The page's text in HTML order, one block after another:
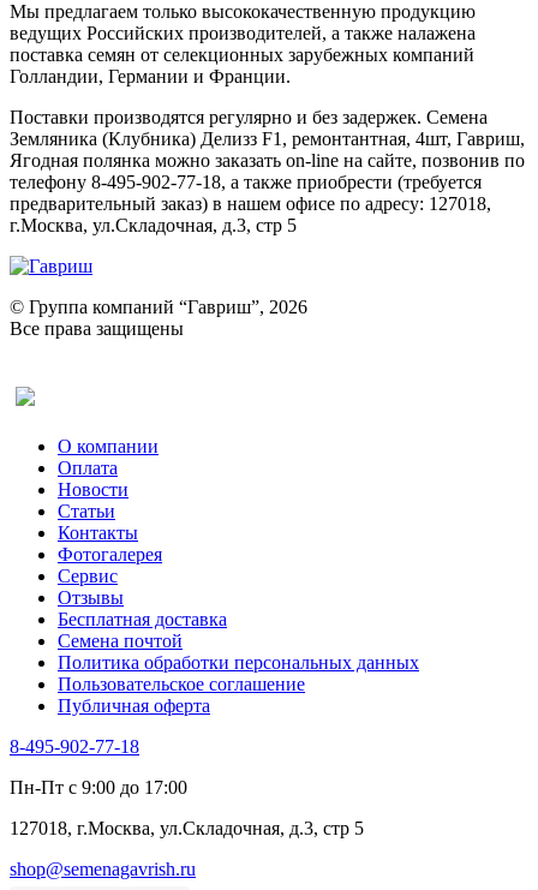
Мы предлагаем только высококачественную продукцию
ведущих Российских производителей, а также налажена
поставка семян от селекционных зарубежных компаний
Голландии, Германии и Франции.
Поставки производятся регулярно и без задержек. Семена
Земляника (Клубника) Делизз F1, ремонтантная, 4шт, Гавриш,
Ягодная полянка можно заказать on-line на сайте, позвонив по
телефону 8-495-902-77-18, а также приобрести (требуется
предварительный заказ) в нашем офисе по адресу: 127018,
г.Москва, ул.Складочная, д.3, стр 5
© Группа компаний “Гавриш”, 2026
Все права защищены
О компании
Оплата
Новости
Статьи
Контакты
Фотогалерея​
Сервис
Отзывы
Бесплатная доставка
Семена почтой
Политика обработки персональных данных
Пользовательское соглашение
Публичная оферта
8-495-902-77-18
Пн-Пт с 9:00 до 17:00
127018, г.Москва, ул.Складочная, д.3, стр 5
shop@semenagavrish.ru